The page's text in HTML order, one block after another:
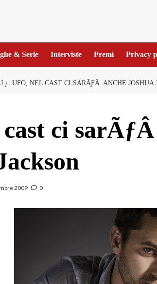
& Serie Interviste Premi Privacy
J UFO, NEL CAST CI SARÃƑÂ ANCHE JOSHUA
ci
2009 0